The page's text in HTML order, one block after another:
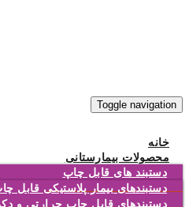
Toggle navigation
خانه
محصولات بیمارستانی
دستبند های قابل چاپ
دستبندهای بیمار پلاستیکی قابل
دستبندهاي قابل چاپ حرارتي و